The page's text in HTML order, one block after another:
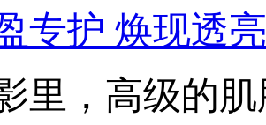
专护 焕现透
里，高级的